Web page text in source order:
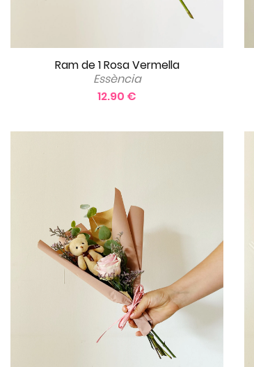
Ram de 1 Rosa Vermella
Essència
12.90 €